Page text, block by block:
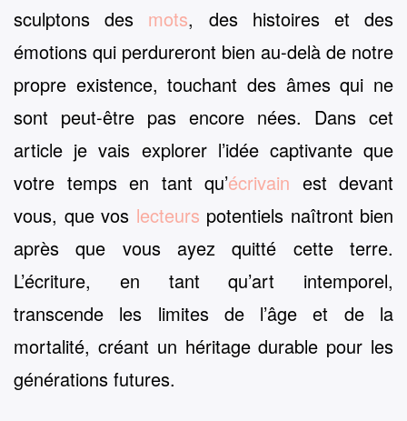
sculptons des mots, des histoires et des
émotions qui perdureront bien au-delà de notre
propre existence, touchant des âmes qui ne
sont peut-être pas encore nées. Dans cet
article je vais explorer l’idée captivante que
votre temps en tant qu’écrivain est devant
vous, que vos lecteurs potentiels naîtront bien
après que vous ayez quitté cette terre.
L’écriture, en tant qu’art intemporel,
transcende les limites de l’âge et de la
mortalité, créant un héritage durable pour les
générations futures.